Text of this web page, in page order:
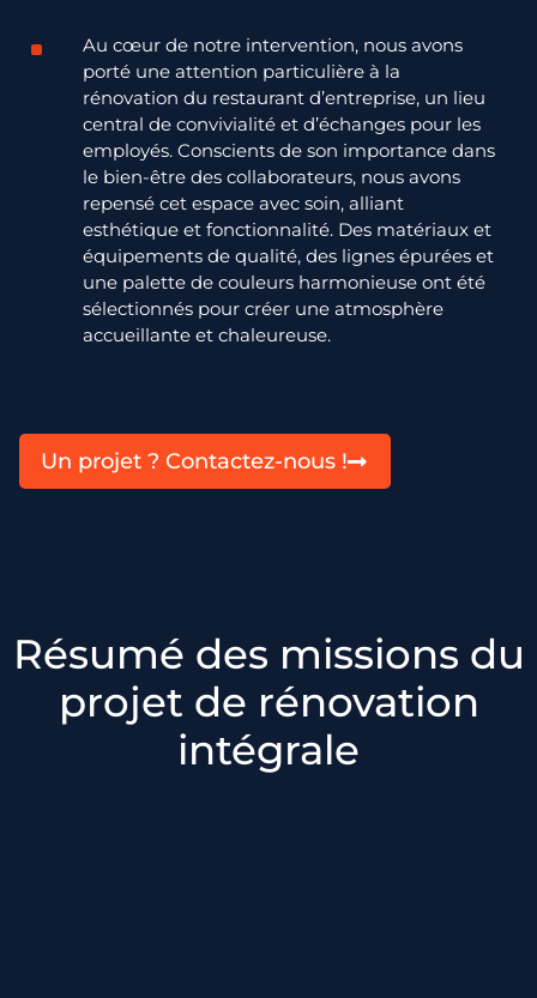
Au cœur de notre intervention, nous avons
porté une attention particulière à la
rénovation du restaurant d’entreprise, un lieu
central de convivialité et d’échanges pour les
employés. Conscients de son importance dans
le bien-être des collaborateurs, nous avons
repensé cet espace avec soin, alliant
esthétique et fonctionnalité. Des matériaux et
équipements de qualité, des lignes épurées et
une palette de couleurs harmonieuse ont été
sélectionnés pour créer une atmosphère
accueillante et chaleureuse.
Un projet ? Contactez-nous !
Résumé des missions du
projet de rénovation
intégrale